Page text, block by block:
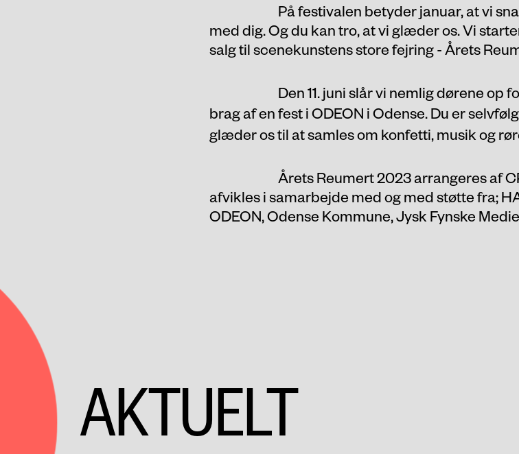
På festivalen betyder januar, at vi
med dig. Og du kan tro, at vi glæder os. Vi
salg til scenekunstens store fejring - Årets
Den 11. juni slår vi nemlig dørene
brag af en fest i ODEON i Odense. Du er
glæder os til at samles om konfetti, musik og
Årets Reumert 2023 arrangeres af
afvikles i samarbejde med og med støtte fra;
ODEON, Odense Kommune, Jysk Fynske
AKTUELT